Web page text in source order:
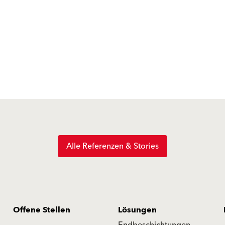
Alle Referenzen & Stories
Offene Stellen
Lösungen